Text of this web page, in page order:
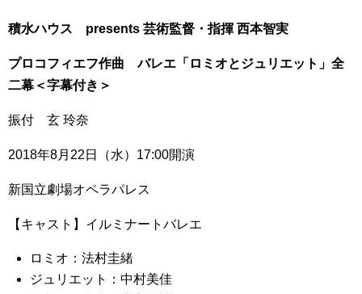
積水ハウス presents 芸術監督・指揮 西本智実
プロコフィエフ作曲 バレエ「ロミオとジュリエット」全
二幕＜字幕付き＞
振付 玄 玲奈
2018年8月22日（水）17:00開演
新国立劇場オペラパレス
【キャスト】イルミナートバレエ
ロミオ：法村圭緒
ジュリエット：中村美佳